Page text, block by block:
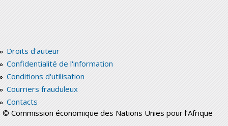
Droits d'auteur
Confidentialité de l'information
Conditions d'utilisation
Courriers frauduleux
Contacts
© Commission économique des Nations Unies pour l’Afrique